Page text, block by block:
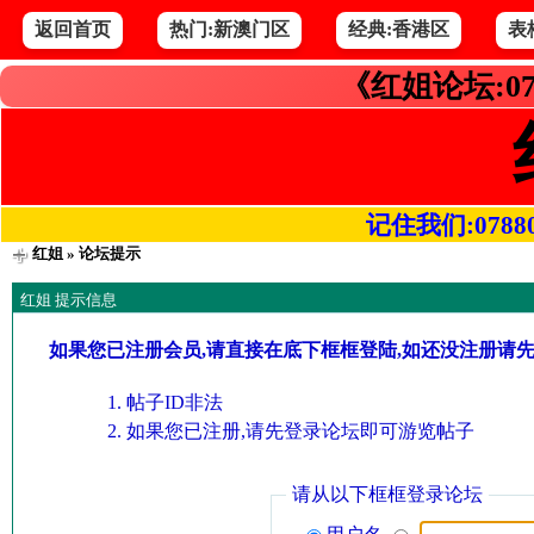
返回首页 热门:新澳门区 经典:香港区 表
《红姐论坛
记住我们
红姐» 论坛提示
红姐 提示信息
如果您已注册会员,请直接在底下框框登陆,如还没注册请
帖子ID非法
如果您已注册,请先登录论坛即可游览帖子
请从以下框框登录论坛